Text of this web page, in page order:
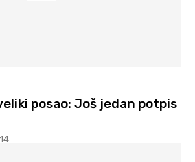
posao: Još jedan potpis